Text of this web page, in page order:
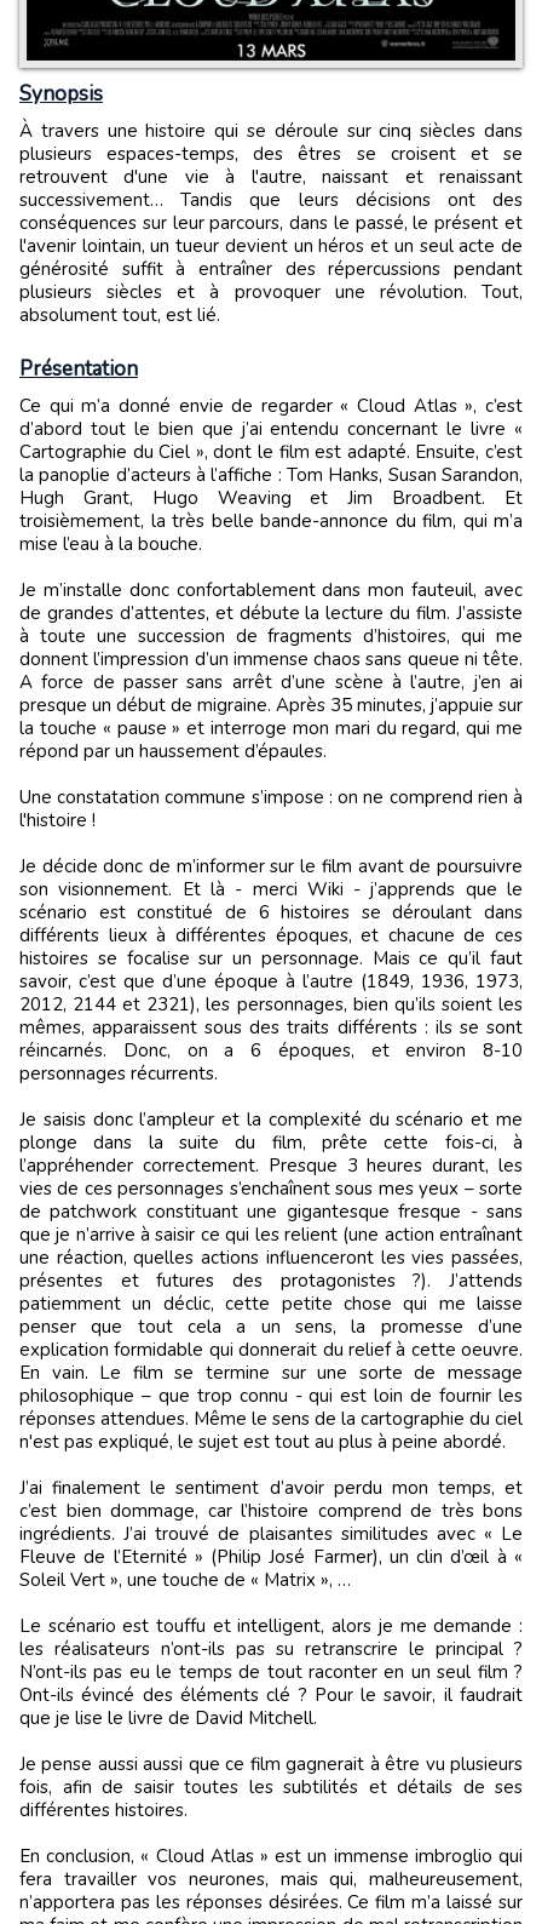
Synopsis
À travers une histoire qui se déroule sur cinq siècles dans
plusieurs espaces-temps, des êtres se croisent et se
retrouvent d'une vie à l'autre, naissant et renaissant
successivement… Tandis que leurs décisions ont des
conséquences sur leur parcours, dans le passé, le présent et
l'avenir lointain, un tueur devient un héros et un seul acte de
générosité suffit à entraîner des répercussions pendant
plusieurs siècles et à provoquer une révolution. Tout,
absolument tout, est lié.
Présentation
Ce qui m’a donné envie de regarder « Cloud Atlas », c’est
d’abord tout le bien que j’ai entendu concernant le livre «
Cartographie du Ciel », dont le film est adapté. Ensuite, c’est
la panoplie d’acteurs à l’affiche : Tom Hanks, Susan Sarandon,
Hugh Grant, Hugo Weaving et Jim Broadbent. Et
troisièmement, la très belle bande-annonce du film, qui m’a
mise l’eau à la bouche.
Je m’installe donc confortablement dans mon fauteuil, avec
de grandes d’attentes, et débute la lecture du film. J’assiste
à toute une succession de fragments d’histoires, qui me
donnent l’impression d’un immense chaos sans queue ni tête.
A force de passer sans arrêt d’une scène à l’autre, j’en ai
presque un début de migraine. Après 35 minutes, j’appuie sur
la touche « pause » et interroge mon mari du regard, qui me
répond par un haussement d’épaules.
Une constatation commune s’impose : on ne comprend rien à
l'histoire !
Je décide donc de m’informer sur le film avant de poursuivre
son visionnement. Et là - merci Wiki - j’apprends que le
scénario est constitué de 6 histoires se déroulant dans
différents lieux à différentes époques, et chacune de ces
histoires se focalise sur un personnage. Mais ce qu’il faut
savoir, c’est que d’une époque à l’autre (1849, 1936, 1973,
2012, 2144 et 2321), les personnages, bien qu’ils soient les
mêmes, apparaissent sous des traits différents : ils se sont
réincarnés. Donc, on a 6 époques, et environ 8-10
personnages récurrents.
Je saisis donc l’ampleur et la complexité du scénario et me
plonge dans la suite du film, prête cette fois-ci, à
l’appréhender correctement. Presque 3 heures durant, les
vies de ces personnages s’enchaînent sous mes yeux – sorte
de patchwork constituant une gigantesque fresque - sans
que je n’arrive à saisir ce qui les relient (une action entraînant
une réaction, quelles actions influenceront les vies passées,
présentes et futures des protagonistes ?). J’attends
patiemment un déclic, cette petite chose qui me laisse
penser que tout cela a un sens, la promesse d’une
explication formidable qui donnerait du relief à cette oeuvre.
En vain. Le film se termine sur une sorte de message
philosophique – que trop connu - qui est loin de fournir les
réponses attendues. Même le sens de la cartographie du ciel
n'est pas expliqué, le sujet est tout au plus à peine abordé.
J’ai finalement le sentiment d’avoir perdu mon temps, et
c’est bien dommage, car l’histoire comprend de très bons
ingrédients. J’ai trouvé de plaisantes similitudes avec « Le
Fleuve de l’Eternité » (Philip José Farmer), un clin d’œil à «
Soleil Vert », une touche de « Matrix », …
Le scénario est touffu et intelligent, alors je me demande :
les réalisateurs n’ont-ils pas su retranscrire le principal ?
N’ont-ils pas eu le temps de tout raconter en un seul film ?
Ont-ils évincé des éléments clé ? Pour le savoir, il faudrait
que je lise le livre de David Mitchell.
Je pense aussi aussi que ce film gagnerait à être vu plusieurs
fois, afin de saisir toutes les subtilités et détails de ses
différentes histoires.
En conclusion, « Cloud Atlas » est un immense imbroglio qui
fera travailler vos neurones, mais qui, malheureusement,
n’apportera pas les réponses désirées. Ce film m’a laissé sur